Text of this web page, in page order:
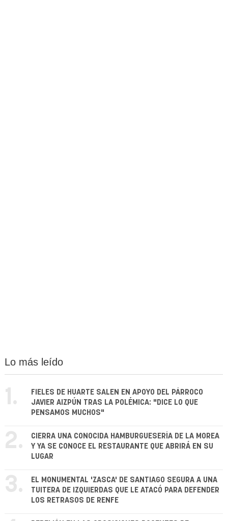
Lo más leído
1.
FIELES DE HUARTE SALEN EN APOYO DEL PÁRROCO
JAVIER AIZPÚN TRAS LA POLÉMICA: "DICE LO QUE
PENSAMOS MUCHOS"
2.
CIERRA UNA CONOCIDA HAMBURGUESERÍA DE LA MOREA
Y YA SE CONOCE EL RESTAURANTE QUE ABRIRÁ EN SU
LUGAR
3.
EL MONUMENTAL 'ZASCA' DE SANTIAGO SEGURA A UNA
TUITERA DE IZQUIERDAS QUE LE ATACÓ PARA DEFENDER
LOS RETRASOS DE RENFE